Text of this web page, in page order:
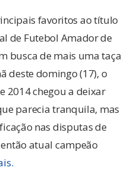
favoritos ao título
de Futebol Amador de
busca de mais uma taça
deste domingo (17), o
2014 chegou a deixar
parecia tranquila, mas
nas disputas de
atual campeão